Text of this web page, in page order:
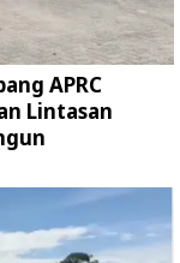
APRC
Lintasan